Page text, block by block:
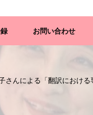
お問い合わせ
さんによる「翻訳におけ